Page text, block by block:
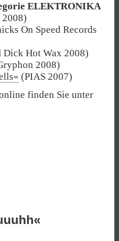
ELEKTRONIKA
2008)
On Speed Records
Dick Hot Wax 2008)
2008)
(PIAS 2007)
finden Sie unter